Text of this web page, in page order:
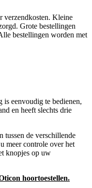
verzendkosten. Kleine
Grote bestellingen
bestellingen worden met
is eenvoudig te bedienen,
en heeft slechts drie
tussen de verschillende
meer controle over het
knopjes op uw
hoortoestellen.